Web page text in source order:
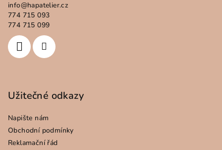
info@hapatelier.cz
774 715 093
774 715 099
Užitečné odkazy
Napište nám
Obchodní podmínky
Reklamační řád